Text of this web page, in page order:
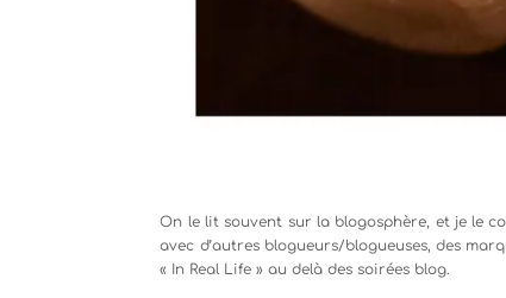
On le lit souvent sur la blogosphère, et je le
avec d’autres blogueurs/blogueuses, des
« In Real Life » au delà des soirées blog.